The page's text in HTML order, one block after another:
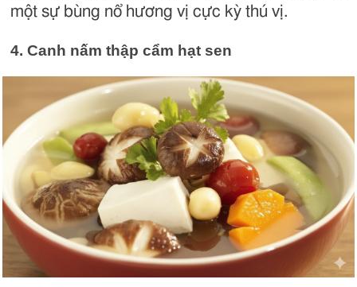
một sự bùng nổ hương vị cực kỳ thú vị.
4. Canh nấm thập cẩm hạt sen